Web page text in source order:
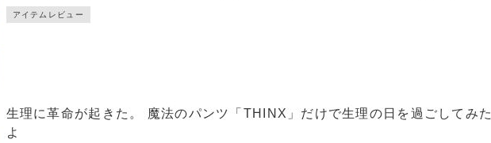
アイテムレビュー
生理に革命が起きた。 魔法のパンツ「THINX」だけで生理の日を過ごしてみた
よ